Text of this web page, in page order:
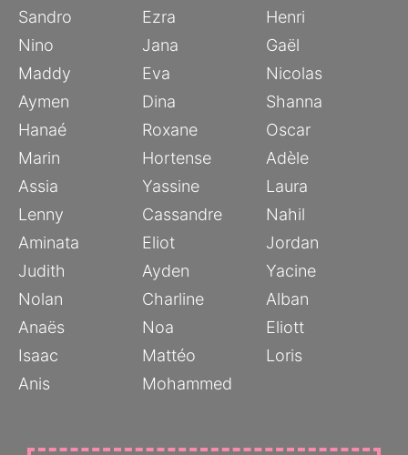
Sandro
Ezra
Henri
Nino
Jana
Gaël
Maddy
Eva
Nicolas
Aymen
Dina
Shanna
Hanaé
Roxane
Oscar
Marin
Hortense
Adèle
Assia
Yassine
Laura
Lenny
Cassandre
Nahil
Aminata
Eliot
Jordan
Judith
Ayden
Yacine
Nolan
Charline
Alban
Anaës
Noa
Eliott
Isaac
Mattéo
Loris
Anis
Mohammed